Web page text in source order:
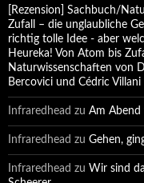
[Rezension] Sachbuch/
Zufall – die unglaubliche
richtig tolle Idee - aber
Heureka! Von Atom bis
Naturwissenschaften von
Bercovici und Cédric Villani
Infraredhead zu Am Abend
Infraredhead zu Gehen,
Infraredhead zu Wir sind